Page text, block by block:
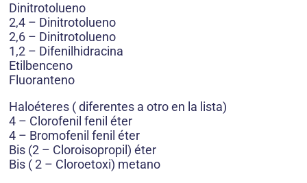
Dinitrotolueno
2,4 – Dinitrotolueno
2,6 – Dinitrotolueno
1,2 – Difenilhidracina
Etilbenceno
Fluoranteno
Haloéteres ( diferentes a otro en la lista)
4 – Clorofenil fenil éter
4 – Bromofenil fenil éter
Bis (2 – Cloroisopropil) éter
Bis ( 2 – Cloroetoxi) metano